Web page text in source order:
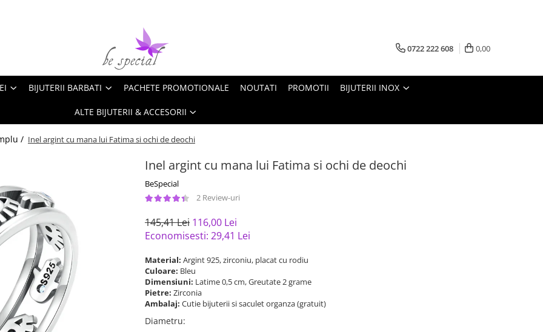
0722 222 608 0,00
BIJUTERII BARBATI PACHETE PROMOTIONALE NOUTATI PROMOTII BIJUTERII INOX
ALTE BIJUTERII & ACCESORII
/ Inel argint cu mana lui Fatima si ochi de deochi
Inel argint cu mana lui Fatima si ochi de deochi
BeSpecial
2 Review-uri
145,41 Lei 116,00 Lei
Economisesti: 29,41 Lei
Material: Argint 925, zirconiu, placat cu rodiu
Culoare: Bleu
Dimensiuni: Latime 0,5 cm, Greutate 2 grame
Pietre: Zirconia
Ambalaj: Cutie bijuterii si saculet organza (gratuit)
Diametru: